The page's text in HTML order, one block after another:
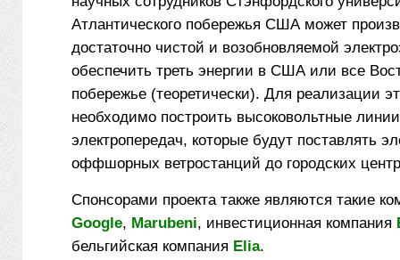
Атлантического побережья США может
достаточно чистой и возобновляемой
обеспечить треть энергии в США или все
побережье (теоретически). Для реализации
необходимо построить высоковольтные линии
электропередач, которые будут поставлять
оффшорных ветростанций до городских
Спонсорами проекта также являются такие
Google, Marubeni, инвестиционная компания
бельгийская компания Elia.